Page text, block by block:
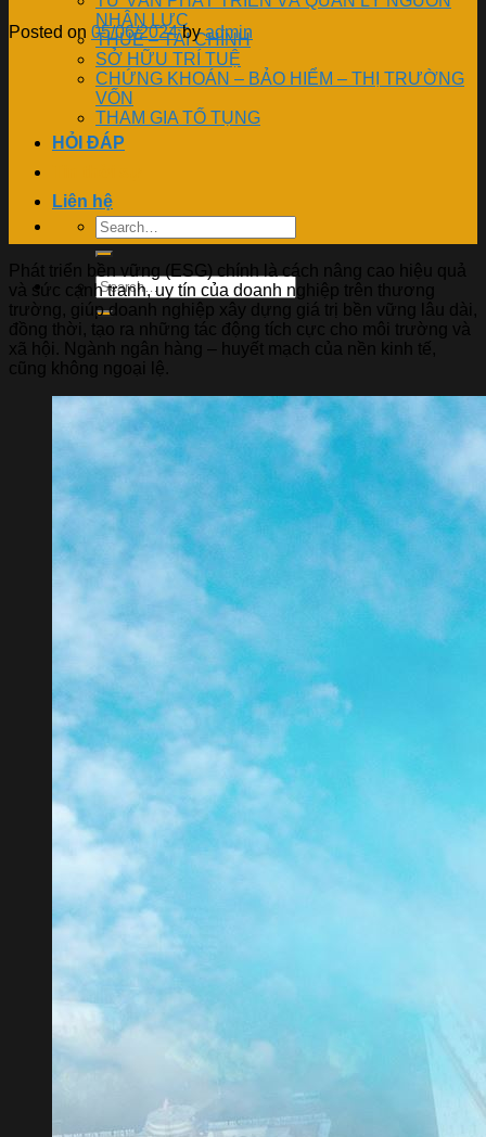
NHÂN LỰC
THUẾ – TÀI CHÍNH
SỞ HỮU TRÍ TUỆ
CHỨNG KHOÁN – BẢO HIỂM – THỊ TRƯỜNG
VỐN
THAM GIA TỐ TỤNG
HỎI ĐÁP
Liên hệ
Posted on 05/06/2024 byadmin
Phát triển bền vững (ESG) chính là cách nâng cao hiệu quả
và sức cạnh tranh, uy tín của doanh nghiệp trên thương
trường, giúp doanh nghiệp xây dựng giá trị bền vững lâu dài,
đồng thời, tạo ra những tác động tích cực cho môi trường và
xã hội. Ngành ngân hàng – huyết mạch của nền kinh tế,
cũng không ngoại lệ.